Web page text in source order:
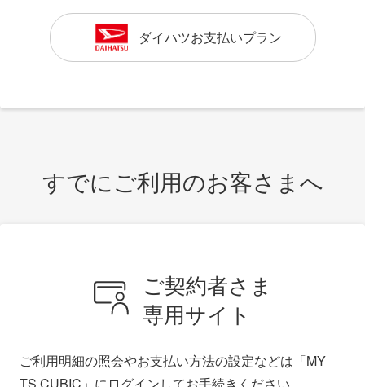
ダイハツお支払いプラン
すでにご利用のお客さまへ
ご契約者さま
専用サイト
ご利用明細の照会やお支払い方法の設定などは「MY